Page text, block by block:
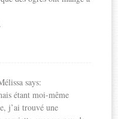
says:
étant moi-même
j’ai trouvé une